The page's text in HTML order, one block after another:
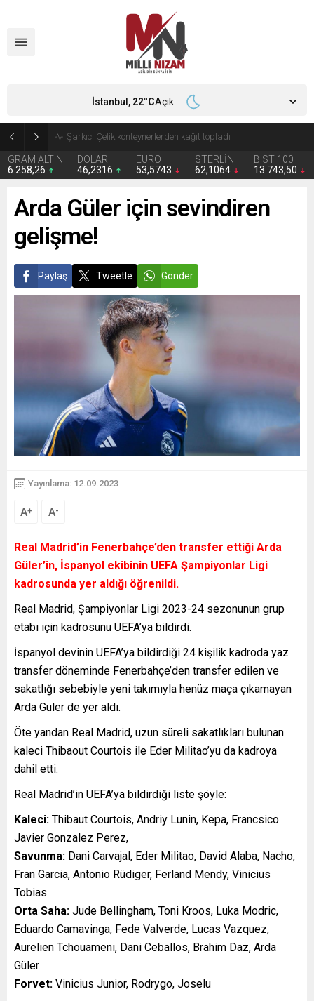
İran 2 ülkeyi birden vurdu
GRAM ALTIN
6.258,26
DOLAR
46,2316
EURO
53,5743
STERLİN
62,1064
BIST 100
13.743,50
İstanbul, 22°CAçık
Arda Güler için sevindiren
gelişme!
Paylaş Tweetle Gönder
Yayınlama: 12.09.2023
A+ A-
Real Madrid’in Fenerbahçe’den transfer ettiği Arda
Güler’in, İspanyol ekibinin UEFA Şampiyonlar Ligi
kadrosunda yer aldığı öğrenildi.
Real Madrid, Şampiyonlar Ligi 2023-24 sezonunun grup
etabı için kadrosunu UEFA’ya bildirdi.
İspanyol devinin UEFA’ya bildirdiği 24 kişilik kadroda yaz
transfer döneminde Fenerbahçe’den transfer edilen ve
sakatlığı sebebiyle yeni takımıyla henüz maça çıkamayan
Arda Güler de yer aldı.
Öte yandan Real Madrid, uzun süreli sakatlıkları bulunan
kaleci Thibaout Courtois ile Eder Militao’yu da kadroya
dahil etti.
Real Madrid’in UEFA’ya bildirdiği liste şöyle:
Kaleci: Thibaut Courtois, Andriy Lunin, Kepa, Francsico
Javier Gonzalez Perez,
Savunma: Dani Carvajal, Eder Militao, David Alaba, Nacho,
Fran Garcia, Antonio Rüdiger, Ferland Mendy, Vinicius
Tobias
Orta Saha: Jude Bellingham, Toni Kroos, Luka Modric,
Eduardo Camavinga, Fede Valverde, Lucas Vazquez,
Aurelien Tchouameni, Dani Ceballos, Brahim Daz, Arda
Güler
Forvet: Vinicius Junior, Rodrygo, Joselu